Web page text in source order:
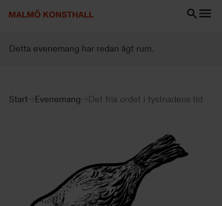
Detta evenemang har redan ägt rum.
Start Evenemang Det fria ordet i tystnadens tid